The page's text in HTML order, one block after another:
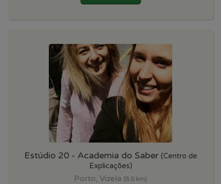
Estúdio 20 - Academia do Saber (Centro de
Explicações)
Porto, Vizela (8.6 km)